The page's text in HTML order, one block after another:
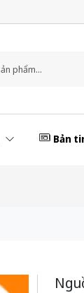
Bản